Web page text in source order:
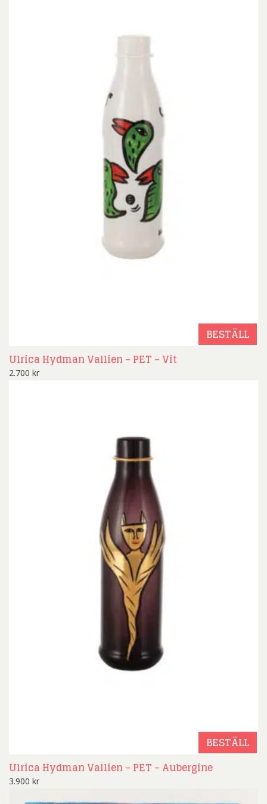
BESTÄLL
Ulrica Hydman Vallien – PET – Vit
2.700 kr
BESTÄLL
Ulrica Hydman Vallien – PET – Aubergine
3.900 kr